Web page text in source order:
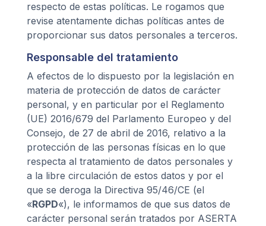
respecto de estas políticas. Le rogamos que
revise atentamente dichas políticas antes de
proporcionar sus datos personales a terceros.
Responsable del tratamiento
A efectos de lo dispuesto por la legislación en
materia de protección de datos de carácter
personal, y en particular por el Reglamento
(UE) 2016/679 del Parlamento Europeo y del
Consejo, de 27 de abril de 2016, relativo a la
protección de las personas físicas en lo que
respecta al tratamiento de datos personales y
a la libre circulación de estos datos y por el
que se deroga la Directiva 95/46/CE (el
«RGPD«), le informamos de que sus datos de
carácter personal serán tratados por ASERTA